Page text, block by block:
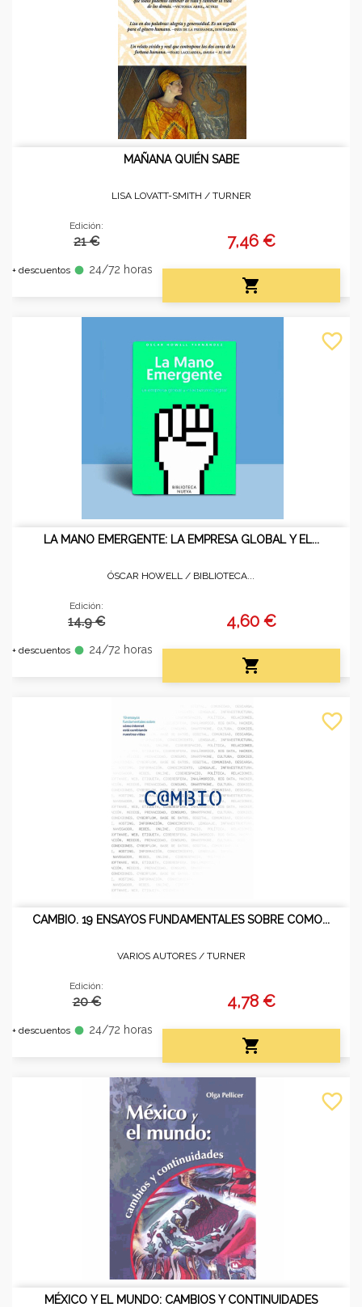
MAÑANA QUIÉN SABE
LISA LOVATT-SMITH / TURNER
Edición:
21 €
+ descuentos fiber_manual_record 24/72 horas
7,46 €

LA MANO EMERGENTE: LA EMPRESA GLOBAL Y EL...
ÓSCAR HOWELL / BIBLIOTECA...
Edición:
14.9 €
+ descuentos fiber_manual_record 24/72 horas
4,60 €

favorite_border
CAMBIO. 19 ENSAYOS FUNDAMENTALES SOBRE COMO...
VARIOS AUTORES / TURNER
Edición:
20 €
+ descuentos fiber_manual_record 24/72 horas
4,78 €

favorite_border
MÉXICO Y EL MUNDO: CAMBIOS Y CONTINUIDADES
favorite_border